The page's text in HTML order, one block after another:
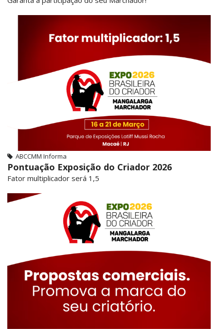
ABCCMM Informa
Pontuação Exposição do Criador 2026
Fator multiplicador será 1,5